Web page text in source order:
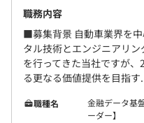
【チーム開発体制】
案件にもよりますが、一
～5名程度。
当社の社員だけで構成さ
員と協働し、研究開発な
さまざまな人とのつなが
職務内容
■募集背景 自動車業界を
タル技術とエンジニアリ
を行ってきた当社ですが
る更なる価値提供を目指す
職種名
金融データ基
ーダー】